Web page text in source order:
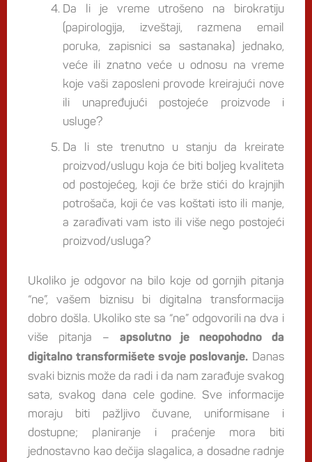
Da li je vreme utrošeno na birokratiju
(papirologija, izveštaji, razmena email
poruka, zapisnici sa sastanaka) jednako,
veće ili znatno veće u odnosu na vreme
koje vaši zaposleni provode kreirajući nove
ili unapređujući postojeće proizvode i
usluge?
Da li ste trenutno u stanju da kreirate
proizvod/uslugu koja će biti boljeg kvaliteta
od postojećeg, koji će brže stići do krajnjih
potrošača, koji će vas koštati isto ili manje,
a zarađivati vam isto ili više nego postojeći
proizvod/usluga?
Ukoliko je odgovor na bilo koje od gornjih pitanja
“ne”, vašem biznisu bi digitalna transformacija
dobro došla. Ukoliko ste sa “ne” odgovorili na dva i
više pitanja –
apsolutno je neopohodno da
digitalno transformišete svoje poslovanje. Danas
svaki biznis može da radi i da nam zarađuje svakog
sata, svakog dana cele godine. Sve informacije
moraju biti pažljivo čuvane, uniformisane i
dostupne; planiranje i praćenje mora biti
jednostavno kao dečija slagalica, a dosadne radnje